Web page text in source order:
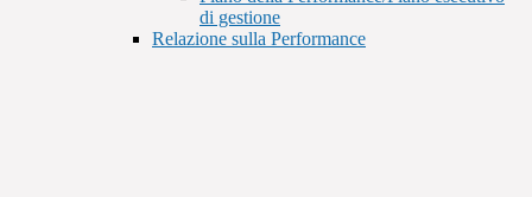
di gestione
Relazione sulla Performance